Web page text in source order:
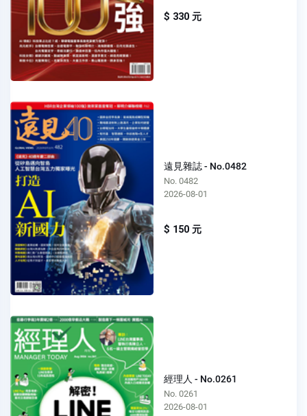
$ 330 元
遠見雜誌 - No.0482
No. 0482
2026-08-01
$ 150 元
經理人 - No.0261
No. 0261
2026-08-01